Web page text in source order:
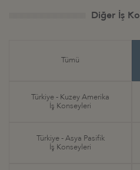
Diğer İş
Tümü
Türkiye - Kuzey Amerika
İş Konseyleri
Türkiye - Asya Pasifik
İş Konseyleri